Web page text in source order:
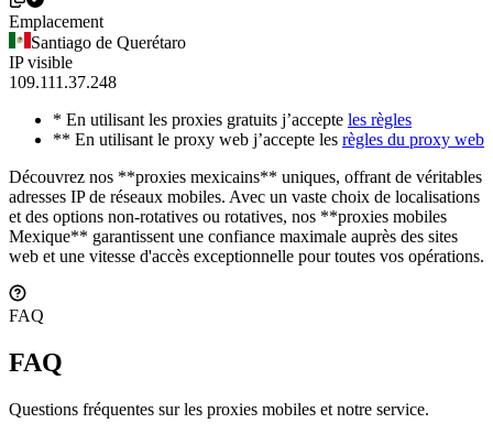
Emplacement
Santiago de Querétaro
IP visible
109.111.37.248
* En utilisant les proxies gratuits j’accepte les règles
** En utilisant le proxy web j’accepte les règles du proxy web
Découvrez nos **proxies mexicains** uniques, offrant de véritables
adresses IP de réseaux mobiles. Avec un vaste choix de localisations
et des options non-rotatives ou rotatives, nos **proxies mobiles
Mexique** garantissent une confiance maximale auprès des sites
web et une vitesse d'accès exceptionnelle pour toutes vos opérations.
FAQ
FAQ
Questions fréquentes sur les proxies mobiles et notre service.